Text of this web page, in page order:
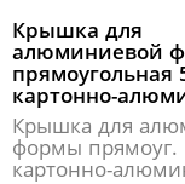
Крышка для
алюминиевой
прямоугольная
картонно-
Крышка для
формы прямоуг.
картонно-